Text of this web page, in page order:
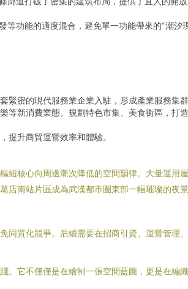
功能的適度混合，避免單一功能帶來的“潮汐
緊密的現代服務業企業入駐，形成產業服務集群
等新消費業態。規劃特色市集、美食街區，打
提升商貿運營效率和體驗。
核心向周邊漸次降低的空間韻律。大量運用
南站片區成為武漢都市圈東部一幅璀璨的夜景
質化競爭。后續需要在招商引資、運營管理
它不僅僅是在繪制一張空間藍圖，更是在編